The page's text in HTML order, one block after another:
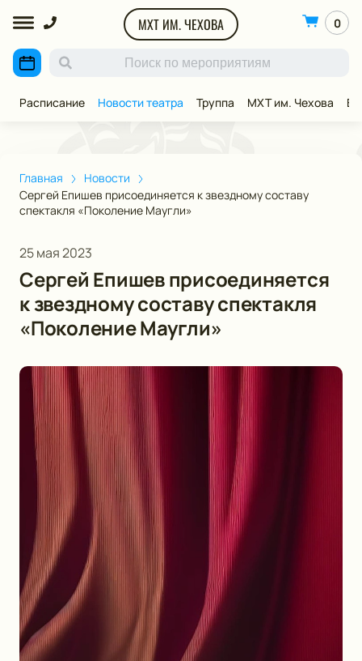
МХТ ИМ. ЧЕХОВА 0
Расписание Новости театра Труппа МХТ им. Чехова
Главная
Новости
Сергей Епишев присоединяется к звездному составу
спектакля «Поколение Маугли»
25 мая 2023
Сергей Епишев присоединяется
к звездному составу спектакля
«Поколение Маугли»